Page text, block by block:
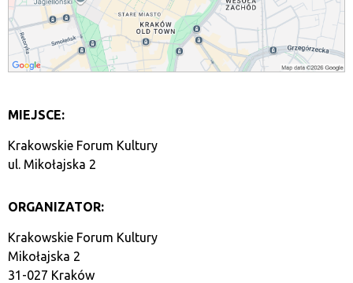
MIEJSCE:
Krakowskie Forum Kultury
ul. Mikołajska 2
ORGANIZATOR:
Krakowskie Forum Kultury
Mikołajska 2
31-027 Kraków